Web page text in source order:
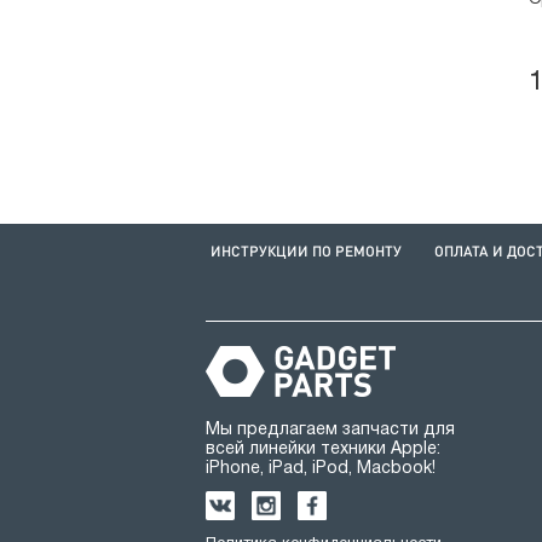
ИНСТРУКЦИИ ПО РЕМОНТУ ОПЛАТА И
Мы предлагаем запчасти для
всей линейки техники Apple:
iPhone, iPad, iPod, Macbook!